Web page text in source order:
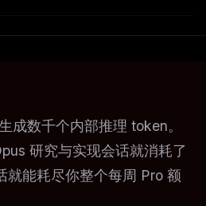
成数千个内部推理 token。
研究与实现会话就消耗了
能耗尽你整个每周 Pro 额